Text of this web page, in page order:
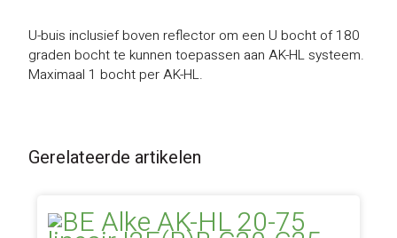
U-buis inclusief boven reflector om een U bocht of 180
graden bocht te kunnen toepassen aan AK-HL systeem.
Maximaal 1 bocht per AK-HL.
Gerelateerde artikelen